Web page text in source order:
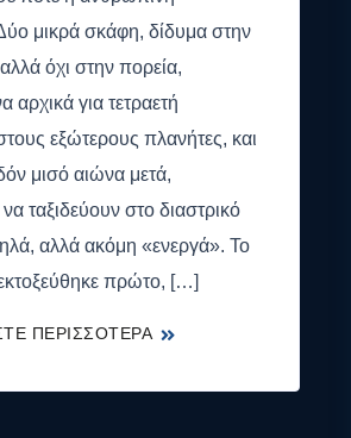
μικρά σκάφη, δίδυμα στην
όχι στην πορεία,
αρχικά για τετραετή
εξώτερους πλανήτες, και
μισό αιώνα μετά,
ταξιδεύουν στο διαστρικό
αλλά ακόμη «ενεργά». Το
πρώτο, […]